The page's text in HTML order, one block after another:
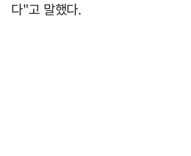
다"고 말했다.